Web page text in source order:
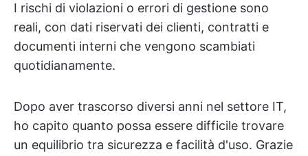
I rischi di violazioni o errori di gestione sono
reali, con dati riservati dei clienti, contratti e
documenti interni che vengono scambiati
quotidianamente.
Dopo aver trascorso diversi anni nel settore IT,
ho capito quanto possa essere difficile trovare
un equilibrio tra sicurezza e facilità d'uso. Grazie